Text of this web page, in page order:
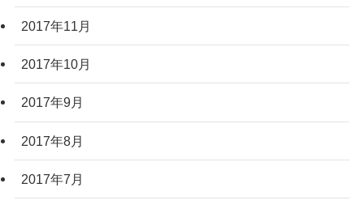
2017年11月
2017年10月
2017年9月
2017年8月
2017年7月